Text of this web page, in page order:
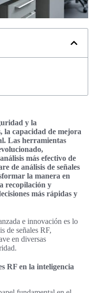
y la
la capacidad de mejora
Las herramientas
más efectivo de
de análisis de señales
la manera en
recopilación y
más rápidas y
e innovación es lo
de señales RF,
en diversas
RF en la inteligencia